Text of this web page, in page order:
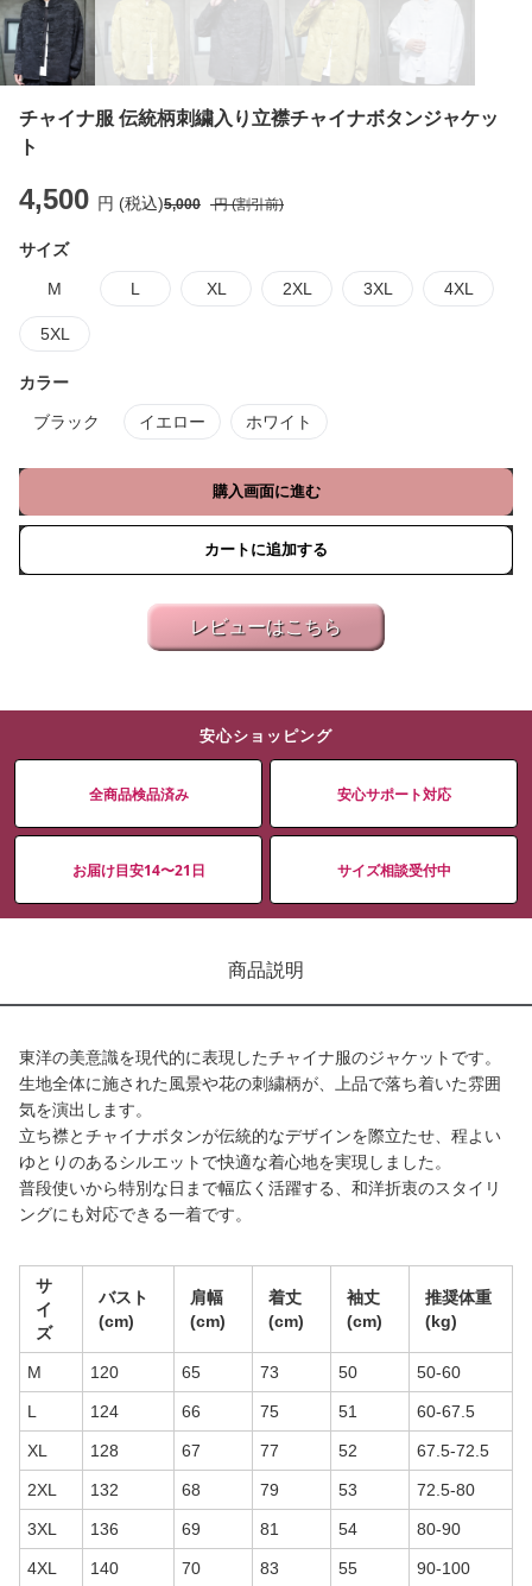
チャイナ服 伝統柄刺繍入り立襟チャイナボタンジャケッ
ト
4,500 円 (税込)5,000 円 (割引前)
サイズ
M L XL 2XL 3XL 4XL
5XL
カラー
ブラック イエロー ホワイト
購入画面に進む
カートに追加する
レビューはこちら
安心ショッピング
全商品検品済み 安心サポート対応
お届け目安14〜21日 サイズ相談受付中
商品説明
東洋の美意識を現代的に表現したチャイナ服のジャケットです。
生地全体に施された風景や花の刺繍柄が、上品で落ち着いた雰囲
気を演出します。
立ち襟とチャイナボタンが伝統的なデザインを際立たせ、程よい
ゆとりのあるシルエットで快適な着心地を実現しました。
普段使いから特別な日まで幅広く活躍する、和洋折衷のスタイリ
ングにも対応できる一着です。
サ
イ
ズ
バスト
(cm)
肩幅
(cm)
着丈
(cm)
袖丈
(cm)
推奨体重
(kg)
M 120 65 73 50 50-60
L 124 66 75 51 60-67.5
XL 128 67 77 52 67.5-72.5
2XL 132 68 79 53 72.5-80
3XL 136 69 81 54 80-90
4XL 140 70 83 55 90-100